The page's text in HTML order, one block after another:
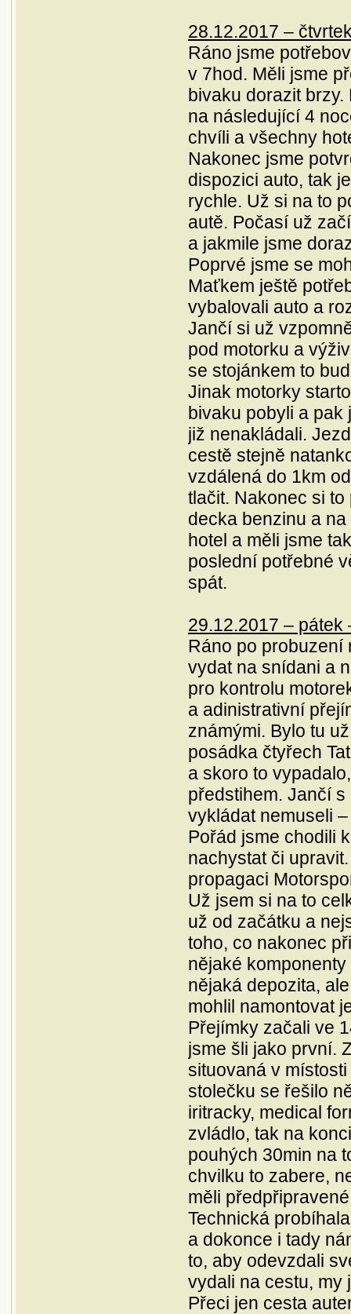
28.12.2017 –
Ráno jsme
v 7hod. Měli jsme
bivaku dorazit
na následující 4
chvíli a všechny
Nakonec jsme
dispozici auto, tak
rychle. Už si na to
autě. Počasí už
a jakmile jsme
Poprvé jsme se
Maťkem ještě
vybalovali auto a
Jančí si už
pod motorku a
se stojánkem to
Jinak motorky
bivaku pobyli a pak
již nenakládali.
cestě stejně
vzdálená do 1km
tlačit. Nakonec si
decka benzinu a
hotel a měli jsme
poslední potřebné
spát.
29.12.2017 –
Ráno po probuzení
vydat na snídani a
pro kontrolu
a adinistrativní
známými. Bylo tu
posádka čtyřech
a skoro to
předstihem. Jančí
vykládat nemuseli
Pořád jsme chodili
nachystat či
propagaci
Už jsem si na to
už od začátku a
toho, co nakonec
nějaké
nějaká depozita,
mohlil namontovat
Přejímky začali ve
jsme šli jako první.
situovaná v
stolečku se řešilo
iritracky, medical
zvládlo, tak na
pouhých 30min na
chvilku to zabere,
měli
Technická
a dokonce i tady
to, aby odevzdali
vydali na cestu, my
Přeci jen cesta